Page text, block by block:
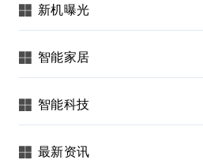
新机曝光
智能家居
智能科技
最新资讯